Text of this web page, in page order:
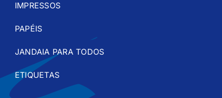
IMPRESSOS
PAPÉIS
JANDAIA PARA TODOS
ETIQUETAS